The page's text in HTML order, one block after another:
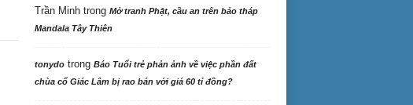
Trần Minhtrong Mở tranh Phật, cầu an trên bảo tháp
Mandala Tây Thiên
tonydotrong Báo Tuổi trẻ phản ảnh về việc phần đất
chùa cổ Giác Lâm bị rao bán với giá 60 tỉ đồng?